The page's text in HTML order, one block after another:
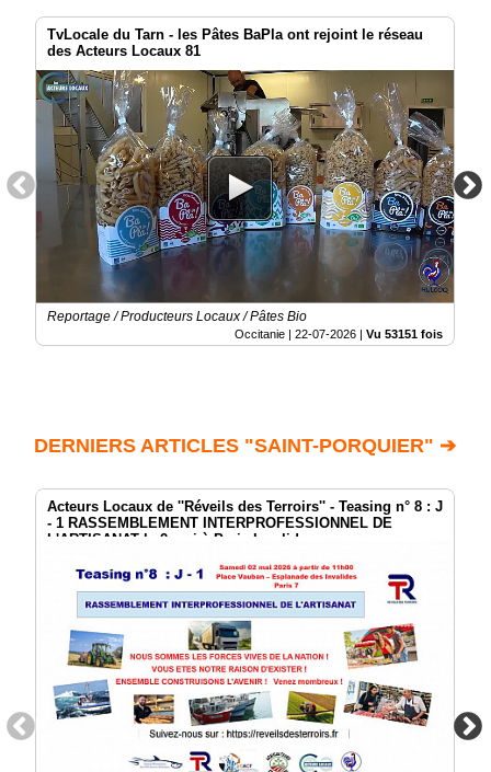
TvLocale du Tarn - les Pâtes BaPla ont rejoint le réseau
des Acteurs Locaux 81
Reportage / Producteurs Locaux / Pâtes Bio
Occitanie | 22-07-2026 | Vu 53151 fois
DERNIERS ARTICLES "SAINT-PORQUIER" ➔
Acteurs Locaux de ''Réveils des Terroirs'' - Teasing n° 8 : J
- 1 RASSEMBLEMENT INTERPROFESSIONNEL DE
L'ARTISANAT le 2 mai à Paris Invalides